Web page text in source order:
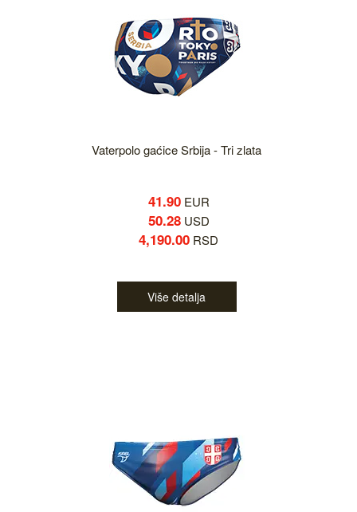
Vaterpolo gaćice Srbija - Tri zlata
41.90EUR
50.28USD
4,190.00 RSD
Više detalja